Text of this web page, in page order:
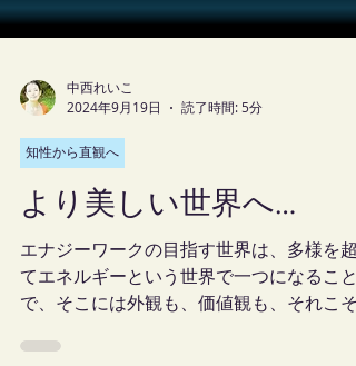
中西れいこ
2024年9月19日
知性から直観へ
より美しい世界へ…
エナジーワークの目指す世界は、多様を超
で、そこには外観も、価値観も、それこそ